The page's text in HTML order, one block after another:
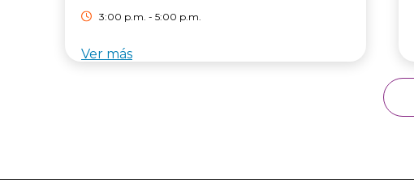
3:00 p.m. - 5:00 p.m.
Ver más